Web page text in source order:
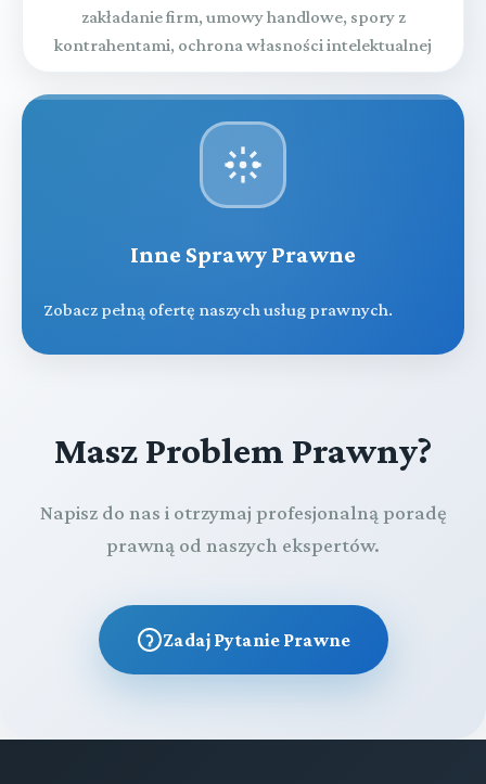
zakładanie firm, umowy handlowe, spory z
kontrahentami, ochrona własności intelektualnej
Inne Sprawy Prawne
Zobacz pełną ofertę naszych usług prawnych.
Masz Problem Prawny?
Napisz do nas i otrzymaj profesjonalną poradę
prawną od naszych ekspertów.
Zadaj Pytanie Prawne